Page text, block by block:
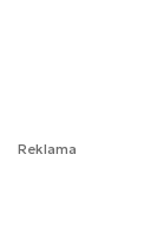
Reklama